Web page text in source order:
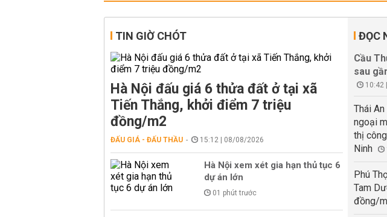
TIN GIỜ CHÓT
Hà Nội đấu giá 6 thửa đất ở tại xã
Tiến Thắng, khởi điểm 7 triệu
đồng/m2
ĐẤU GIÁ - ĐẤU THẦU 15:12 | 08/08/2026
Hà Nội xem xét gia hạn thủ tục 6
dự án lớn
01 phút trước
ĐỌC
Cầu
sau
10:42
Thái
ngoại
thị
Ninh
Phú
Tam
đồng/